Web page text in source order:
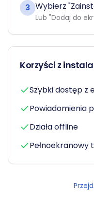
3 Wybierz
Lub "Dodaj do
Korzyści z
Szybki dostęp z
Powiadomienia
Działa offline
Pełnoekranowy